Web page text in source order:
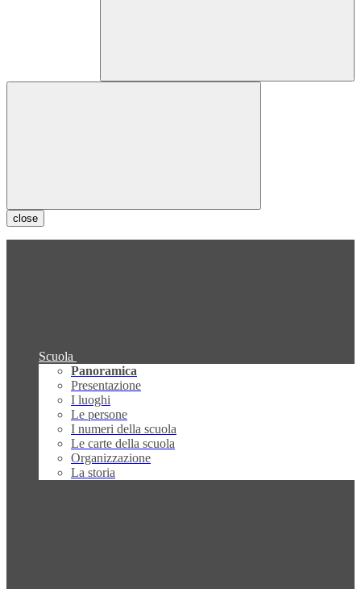
close
Scuola
Panoramica
Presentazione
I luoghi
Le persone
I numeri della scuola
Le carte della scuola
Organizzazione
La storia